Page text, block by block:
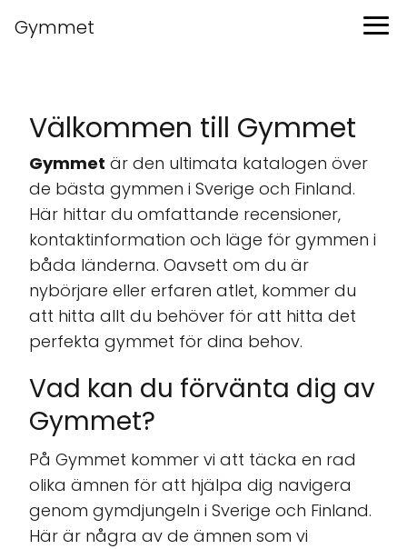
Gymmet
Välkommen till Gymmet
Gymmet är den ultimata katalogen över
de bästa gymmen i Sverige och Finland.
Här hittar du omfattande recensioner,
kontaktinformation och läge för gymmen i
båda länderna. Oavsett om du är
nybörjare eller erfaren atlet, kommer du
att hitta allt du behöver för att hitta det
perfekta gymmet för dina behov.
Vad kan du förvänta dig av
Gymmet?
På Gymmet kommer vi att täcka en rad
olika ämnen för att hjälpa dig navigera
genom gymdjungeln i Sverige och Finland.
Här är några av de ämnen som vi